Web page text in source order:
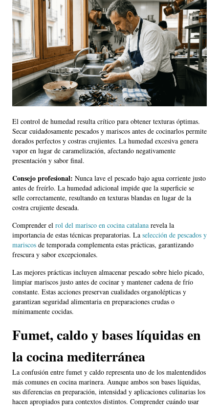
El control de humedad resulta crítico para obtener texturas óptimas.
Secar cuidadosamente pescados y mariscos antes de cocinarlos permite
dorados perfectos y costras crujientes. La humedad excesiva genera
vapor en lugar de caramelización, afectando negativamente
presentación y sabor final.
Consejo profesional: Nunca lave el pescado bajo agua corriente justo
antes de freírlo. La humedad adicional impide que la superficie se
selle correctamente, resultando en texturas blandas en lugar de la
costra crujiente deseada.
Comprender el rol del marisco en cocina catalana revela la
importancia de estas técnicas preparatorias. La selección de pescados y
mariscos de temporada complementa estas prácticas, garantizando
frescura y sabor excepcionales.
Las mejores prácticas incluyen almacenar pescado sobre hielo picado,
limpiar mariscos justo antes de cocinar y mantener cadena de frío
constante. Estas acciones preservan cualidades organolépticas y
garantizan seguridad alimentaria en preparaciones crudas o
mínimamente cocidas.
Fumet, caldo y bases líquidas en
la cocina mediterránea
La confusión entre fumet y caldo representa uno de los malentendidos
más comunes en cocina marinera. Aunque ambos son bases líquidas,
sus diferencias en preparación, intensidad y aplicaciones culinarias los
hacen apropiados para contextos distintos. Comprender cuándo usar